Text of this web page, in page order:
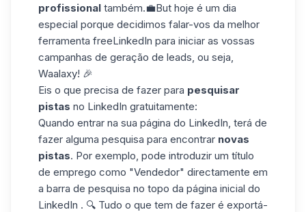
profissional também.💼But hoje é um dia
especial porque decidimos falar-vos da melhor
ferramenta freeLinkedIn para iniciar as vossas
campanhas de geração de leads ou seja,
Waalaxy! 🎉
Eis o que precisa de fazer para pesquisar
pistas no LinkedIn gratuitamente:
Quando entrar na sua página do LinkedIn, terá de
fazer alguma pesquisa para encontrar novas
pistas. Por exemplo, pode introduzir um título
de emprego como "Vendedor" directamente em
a barra de pesquisa no topo da página inicial do
LinkedIn . 🔍 Tudo o que tem de fazer é exportá-